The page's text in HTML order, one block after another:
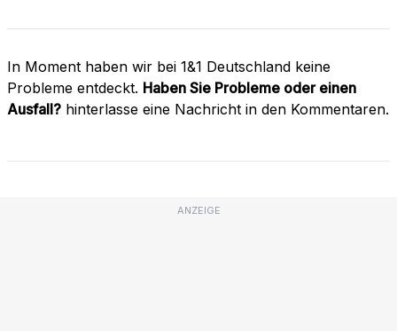
In Moment haben wir bei 1&1 Deutschland keine
Probleme entdeckt. Haben Sie Probleme oder einen
Ausfall? hinterlasse eine Nachricht in den Kommentaren.
ANZEIGE